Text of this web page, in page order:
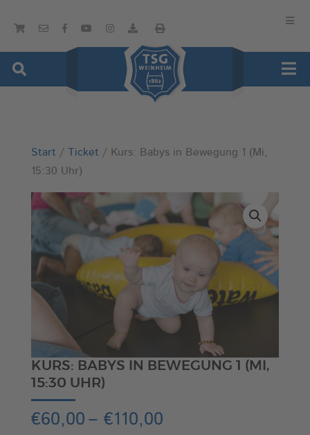
Start / Ticket / Kurs: Babys in Bewegung 1 (Mi,
15:30 Uhr)
KURS: BABYS IN BEWEGUNG 1 (MI,
15:30 UHR)
€60,00 – €110,00Preisspanne: